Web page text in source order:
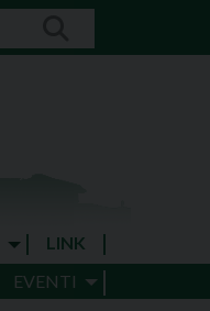
LINK
EVENTI